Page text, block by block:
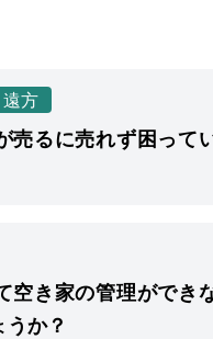
遠方
売るに売れず困って
空き家の管理ができ
か？